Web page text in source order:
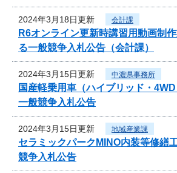
2024年3月18日更新 会計課
R6オンライン更新時講習用動画制
る一般競争入札公告（会計課）
2024年3月15日更新 中濃県事務所
国産軽乗用車（ハイブリッド・
一般競争入札公告
2024年3月15日更新 地域産業課
セラミックパークMINO内装等修繕
競争入札公告